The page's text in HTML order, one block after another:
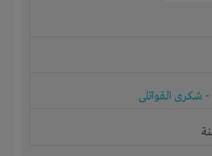
- شكرى القواتلى